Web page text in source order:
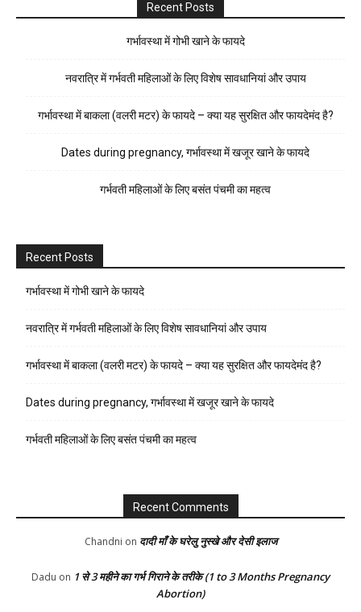
Recent Posts
गर्भावस्था में गोभी खाने के फायदे
नवरात्रि में गर्भवती महिलाओं के लिए विशेष सावधानियां और उपाय
गर्भावस्था में बाकला (वलरी मटर) के फायदे – क्या यह सुरक्षित और फायदेमंद है?
Dates during pregnancy, गर्भावस्था में खजूर खाने के फायदे
गर्भवती महिलाओं के लिए बसंत पंचमी का महत्व
Recent Posts
गर्भावस्था में गोभी खाने के फायदे
नवरात्रि में गर्भवती महिलाओं के लिए विशेष सावधानियां और उपाय
गर्भावस्था में बाकला (वलरी मटर) के फायदे – क्या यह सुरक्षित और फायदेमंद है?
Dates during pregnancy, गर्भावस्था में खजूर खाने के फायदे
गर्भवती महिलाओं के लिए बसंत पंचमी का महत्व
Recent Comments
Chandni on दादी माँ के घरेलु नुस्खे और देसी इलाज
Dadu on 1 से 3 महीने का गर्भ गिराने के तरीके (1 to 3 Months Pregnancy
Abortion)